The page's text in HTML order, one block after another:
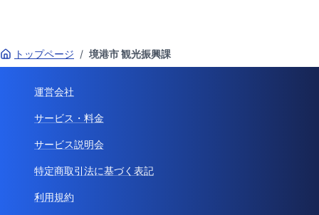
トップページ / 境港市 観光振興課
運営会社
サービス・料金
サービス説明会
特定商取引法に基づく表記
利用規約